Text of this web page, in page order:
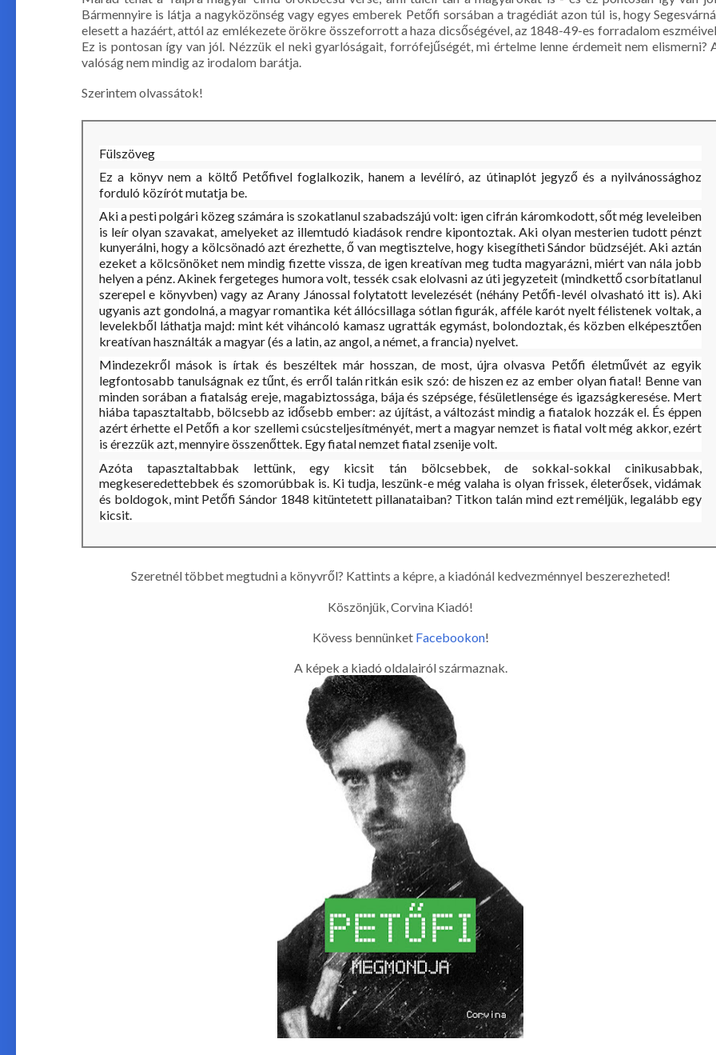
Bármennyire is látja a nagyközönség vagy egyes emberek Petőfi sorsában a tragédiát azon túl is, hogy
elesett a hazáért, attól az emlékezete örökre összeforrott a haza dicsőségével, az 1848-49-es forradalom
Ez is pontosan így van jól. Nézzük el neki gyarlóságait, forrófejűségét, mi értelme lenne érdemeit nem elismerni?
valóság nem mindig az irodalom barátja.
Szerintem olvassátok!
Fülszöveg
Ez ​a könyv nem a költő Petőfivel foglalkozik, hanem a levélíró, az útinaplót jegyző és a nyilvánossághoz
forduló közírót mutatja be.
Aki a pesti polgári közeg számára is szokatlanul szabadszájú volt: igen cifrán káromkodott, sőt még leveleiben
is leír olyan szavakat, amelyeket az illemtudó kiadások rendre kipontoztak. Aki olyan mesterien tudott pénzt
kunyerálni, hogy a kölcsönadó azt érezhette, ő van megtisztelve, hogy kisegítheti Sándor büdzséjét. Aki aztán
ezeket a kölcsönöket nem mindig fizette vissza, de igen kreatívan meg tudta magyarázni, miért van nála jobb
helyen a pénz. Akinek fergeteges humora volt, tessék csak elolvasni az úti jegyzeteit (mindkettő csorbítatlanul
szerepel e könyvben) vagy az Arany Jánossal folytatott levelezését (néhány Petőfi-levél olvasható itt is). Aki
ugyanis azt gondolná, a magyar romantika két állócsillaga sótlan figurák, afféle karót nyelt félistenek voltak, a
levelekből láthatja majd: mint két viháncoló kamasz ugratták egymást, bolondoztak, és közben elképesztően
kreatívan használták a magyar (és a latin, az angol, a német, a francia) nyelvet.
Mindezekről mások is írtak és beszéltek már hosszan, de most, újra olvasva Petőfi életművét az egyik
legfontosabb tanulságnak ez tűnt, és erről talán ritkán esik szó: de hiszen ez az ember olyan fiatal! Benne van
minden sorában a fiatalság ereje, magabiztossága, bája és szépsége, fésületlensége és igazságkeresése. Mert
hiába tapasztaltabb, bölcsebb az idősebb ember: az újítást, a változást mindig a fiatalok hozzák el. És éppen
azért érhette el Petőfi a kor szellemi csúcsteljesítményét, mert a magyar nemzet is fiatal volt még akkor, ezért
is érezzük azt, mennyire összenőttek. Egy fiatal nemzet fiatal zsenije volt.
Azóta tapasztaltabbak lettünk, egy kicsit tán bölcsebbek, de sokkal-sokkal cinikusabbak,
megkeseredettebbek és szomorúbbak is. Ki tudja, leszünk-e még valaha is olyan frissek, életerősek, vidámak
és boldogok, mint Petőfi Sándor 1848 kitüntetett pillanataiban? Titkon talán mind ezt reméljük, legalább egy
kicsit.
Szeretnél többet megtudni a könyvről? Kattints a képre, a kiadónál kedvezménnyel beszerezheted!
Köszönjük, Corvina Kiadó!
Kövess bennünket Facebookon!
A képek a kiadó oldalairól származnak.